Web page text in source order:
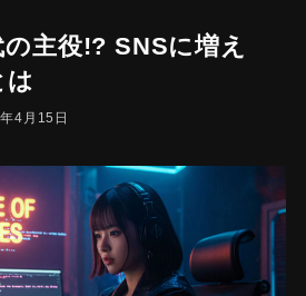
主役!? SNSに増え
は
4月15日